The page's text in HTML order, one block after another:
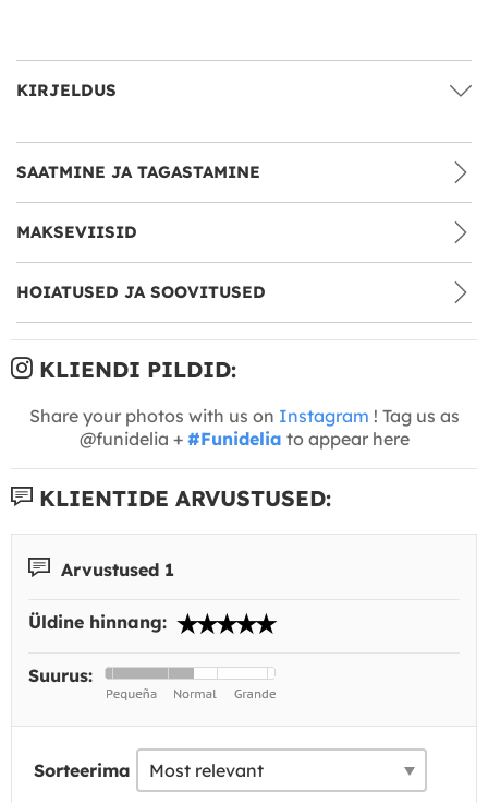
KIRJELDUS
SAATMINE JA TAGASTAMINE
MAKSEVIISID
HOIATUSED JA SOOVITUSED
KLIENDI PILDID:
Share your photos with us on Instagram ! Tag us as
@funidelia + #Funidelia to appear here
KLIENTIDE ARVUSTUSED:
Arvustused 1
Üldine hinnang:
Suurus:
Sorteerima